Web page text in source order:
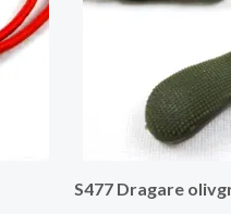
S477 Dragare